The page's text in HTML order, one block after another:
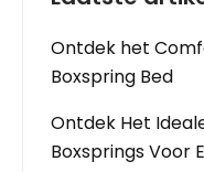
Ontdek het
Boxspring Bed
Ontdek Het
Boxsprings Voor